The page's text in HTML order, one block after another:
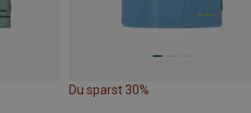
Du sparst 30%